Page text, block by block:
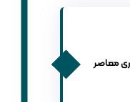
معاصر